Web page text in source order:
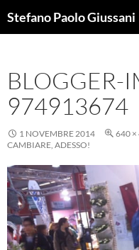
alStefano Paolo Giussani
BLOGGER-
974913674
1 NOVEMBRE 2014 640 ×
CAMBIARE, ADESSO!